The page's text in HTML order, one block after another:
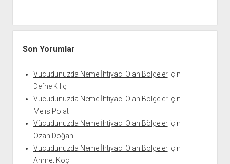
Son Yorumlar
Vücudunuzda Neme İhtiyacı Olan Bölgeleriçin
Defne Kılıç
Vücudunuzda Neme İhtiyacı Olan Bölgeleriçin
Melis Polat
Vücudunuzda Neme İhtiyacı Olan Bölgeleriçin
Ozan Doğan
Vücudunuzda Neme İhtiyacı Olan Bölgeleriçin
Ahmet Koç